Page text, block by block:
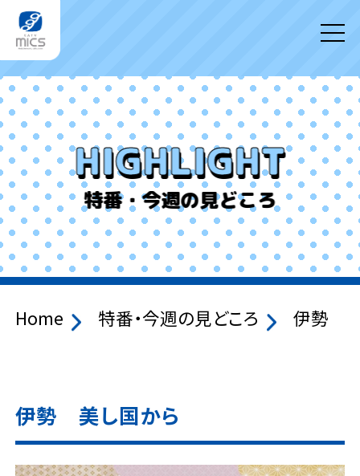
HIGHLIGHT
特番・今週の見どころ
Home 特番・今週の見どころ 伊勢
伊勢 美し国から